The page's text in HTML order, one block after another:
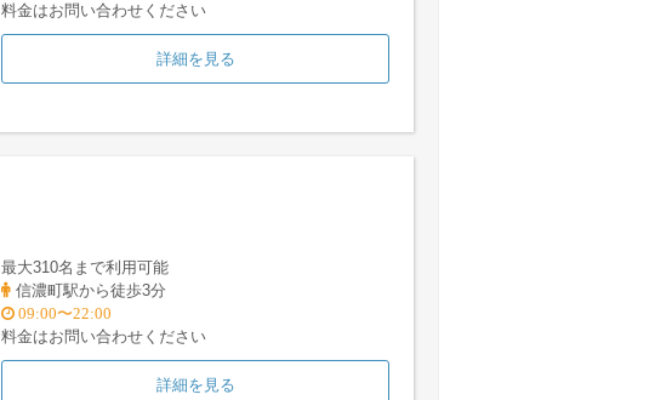
料金はお問い合わせください
詳細を見る
最大310名まで利用可能
信濃町駅から徒歩3分
09:00〜22:00
料金はお問い合わせください
詳細を見る